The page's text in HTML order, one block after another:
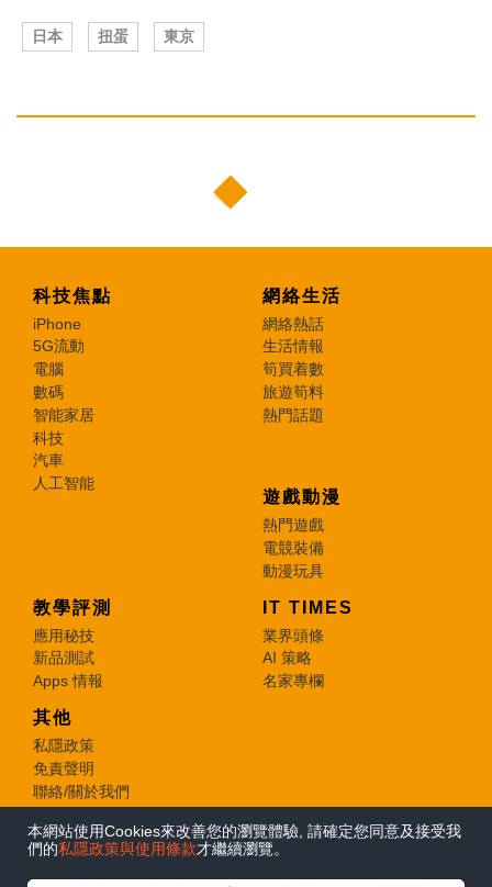
本網站使用Cookies來改善您的瀏覽體驗, 請確定您同意及接受我
們的私隱政策與使用條款才繼續瀏覽。
日本 扭蛋 東京
科技焦點
iPhone
5G流動
電腦
數碼
智能家居
科技
汽車
人工智能
網絡生活
網絡熱話
生活情報
筍買着數
旅遊筍料
熱門話題
遊戲動漫
熱門遊戲
電競裝備
動漫玩具
教學評測
應用秘技
新品測試
Apps 情報
IT TIMES
業界頭條
AI 策略
名家專欄
其他
私隱政策
免責聲明
聯絡/關於我們
© 2026 e-zone. All Rights Reserved.